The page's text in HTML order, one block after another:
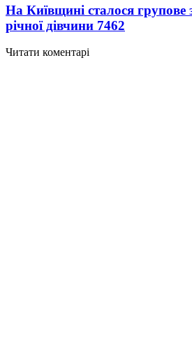
На Київщині сталося групове
річної дівчини 7462
Читати коментарі